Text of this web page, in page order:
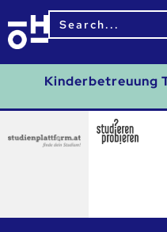
Search
for:
Kinderbetreuung